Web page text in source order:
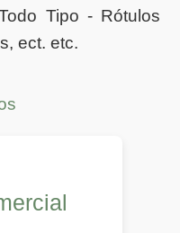
Tipo - Rótulos
ect. etc.